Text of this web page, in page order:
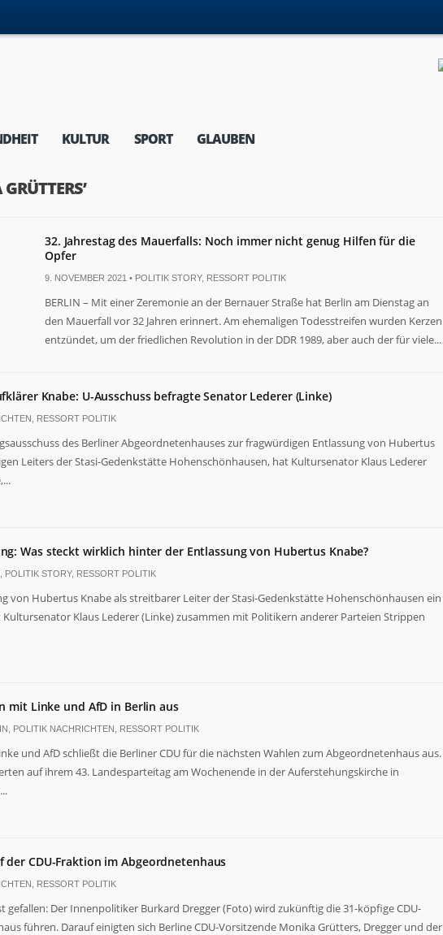
KULTUR SPORT GLAUBEN
32. Jahrestag des Mauerfalls: Noch immer nicht genug Hilfen für die
Opfer
9. NOVEMBER 2021 • POLITIK STORY, RESSORT POLITIK
BERLIN – Mit einer Zeremonie an der Bernauer Straße hat Berlin am Dienstag an
den Mauerfall vor 32 Jahren erinnert. Am ehemaligen Todesstreifen wurden Kerzen
entzündet, um der friedlichen Revolution in der DDR 1989, aber auch der für viele...
Knabe: U-Ausschuss befragte Senator Lederer (Linke)
RESSORT POLITIK
des Berliner Abgeordnetenhauses zur fragwürdigen Entlassung von Hubertus
Leiters der Stasi-Gedenkstätte Hohenschönhausen, hat Kultursenator Klaus Lederer
Was steckt wirklich hinter der Entlassung von Hubertus Knabe?
POLITIK STORY, RESSORT POLITIK
von Hubertus Knabe als streitbarer Leiter der Stasi-Gedenkstätte Hohenschönhausen ein
Kultursenator Klaus Lederer (Linke) zusammen mit Politikern anderer Parteien Strippen
mit Linke und AfD in Berlin aus
POLITIK NACHRICHTEN RESSORT POLITIK
und AfD schließt die Berliner CDU für die nächsten Wahlen zum Abgeordnetenhaus aus.
auf ihrem 43. Landesparteitag am Wochenende in der Auferstehungskirche in
der CDU-Fraktion im Abgeordnetenhaus
RESSORT POLITIK
gefallen: Der Innenpolitiker Burkard Dregger (Foto) wird zukünftig die 31-köpfige CDU-
führen. Darauf einigten sich Berline CDU-Vorsitzende Monika Grütters, Dregger und der